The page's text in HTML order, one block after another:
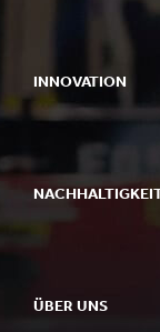
INNOVATION
ÜBER UNS